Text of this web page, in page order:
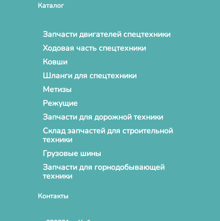
Каталог
Запчасти двигателей спецтехники
Ходовая часть спецтехники
Ковши
Шланги для спецтехники
Метизы
Режущие
Запчасти для дорожной техники
Склад запчастей для строительной
техники
Грузовые шины
Запчасти для горнодобывающей
техники
Контакты